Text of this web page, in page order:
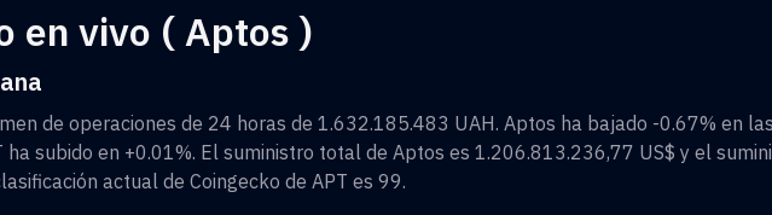
en vivo ( Aptos )
de operaciones de 24 horas de 1.632.185.483 UAH. Aptos ha bajado -0.67% en
ha subido en +0.01%. El suministro total de Aptos es 1.206.813.236,77 US$ y el
actual de Coingecko de APT es 99.